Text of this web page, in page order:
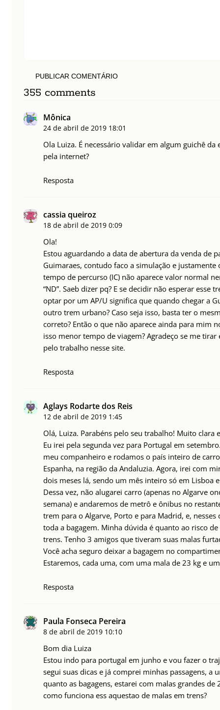
PUBLICAR COMENTÁRIO
355 comments
Mônica
24 de abril de 2019 18:01
Ola Luiza. É necessário validar em algum guichê
pela internet?
Resposta
cassia queiroz
18 de abril de 2019 0:09
Ola!
Estou aguardando a data de abertura da venda de
Guimaraes, contudo faco a simulação e
tempo de percurso (IC) não aparece valor normal
“ND”. Saeb dizer pq? E se decidir não esperar esse
optar por um AP/U significa que quando chegar a
outro trem urbano? Caso seja isso, basta ter o
correto? Então o que não aparece ainda para mim
isso menor tempo de viagem? Agradeço se me tirar
pelo trabalho nesse site.
Resposta
Aglays Rodarte dos Reis
12 de abril de 2019 1:45
Olá, Luiza. Parabéns pelo seu trabalho! Muito clara
Eu irei pela segunda vez para Portugal em
meu companheiro e rodamos o país inteiro de
Espanha, na região da Andaluzia. Agora, irei com
dois meses lá, sendo um mês inteiro só em Lisboa
Dessa vez, não alugarei carro (apenas no Algarve
semana) e andaremos de metrô e ônibus no
trem para o Algarve, Porto e para Madrid, e, nesses
toda a bagagem. Minha dúvida é quanto ao risco
trens. Tenho 3 amigos que tiveram suas malas
Você acha seguro deixar a bagagem no
Estaremos, cada uma, com uma mala de 23 kg e
Resposta
Paula Fonseca Pereira
8 de abril de 2019 10:10
Bom dia Luiza
Estou indo para portugal em junho e vou fazer o
segui suas dicas e já comprei minhas passagens, a
quanto as bagagens, estarei com malas grandes de
como funciona ess aquestao de malas em trens?